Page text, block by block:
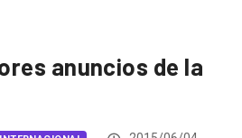
anuncios de la